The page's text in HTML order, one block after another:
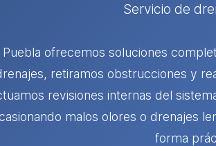
Servicio de
ofrecemos soluciones
retiramos obstrucciones y
revisiones internas del
malos olores o drenajes
forma